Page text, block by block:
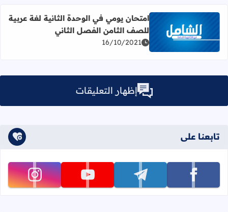
اقرأ المزيد عن امتحان يومي في الوحدة الثانية لغة عربية
امتحان يومي في الوحدة الثانية لغة عربية
للصف الثامن الفصل الثاني
16/10/2021
إظهار التعليقات
تابعنا على
تابعنا على facebook تابعنا على telegram تابعنا على youtube تابعنا على instagram